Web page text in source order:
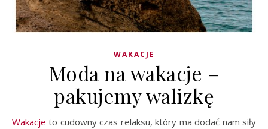
WAKACJE
Moda na wakacje –
pakujemy walizkę
Wakacje to cudowny czas relaksu, który ma dodać nam siły